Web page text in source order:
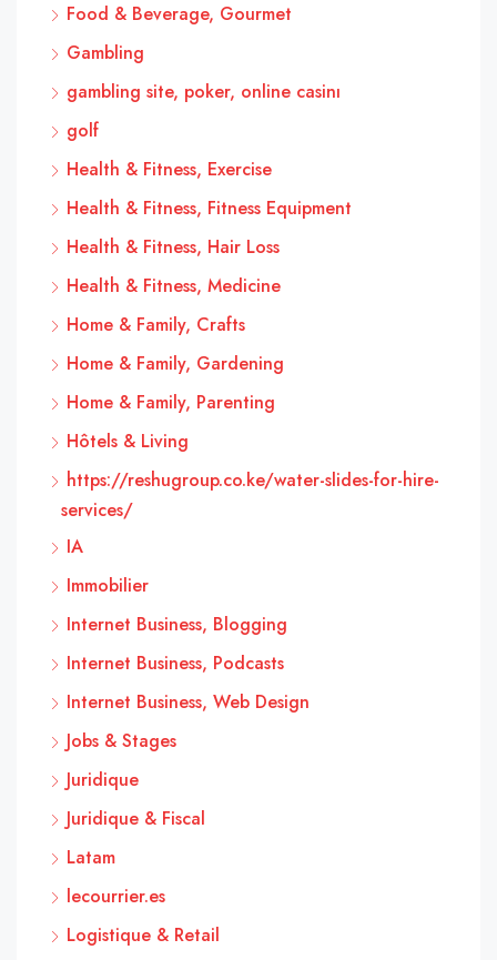
Food & Beverage, Gourmet
Gambling
gambling site, poker, online casinı
golf
Health & Fitness, Exercise
Health & Fitness, Fitness Equipment
Health & Fitness, Hair Loss
Health & Fitness, Medicine
Home & Family, Crafts
Home & Family, Gardening
Home & Family, Parenting
Hôtels & Living
https://reshugroup.co.ke/water-slides-for-hire-
services/
IA
Immobilier
Internet Business, Blogging
Internet Business, Podcasts
Internet Business, Web Design
Jobs & Stages
Juridique
Juridique & Fiscal
Latam
lecourrier.es
Logistique & Retail